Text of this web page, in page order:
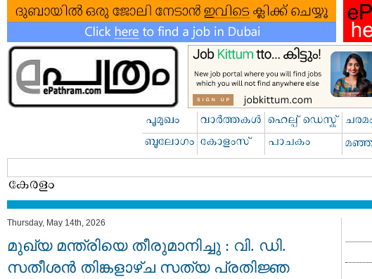
Thursday, May 14th, 2026
മുഖ്യ മന്ത്രിയെ തീരുമാനിച്ചു : വി. ഡി.
സതീശന്‍ തിങ്കളാഴ്ച സത്യ പ്രതിജ്ഞ